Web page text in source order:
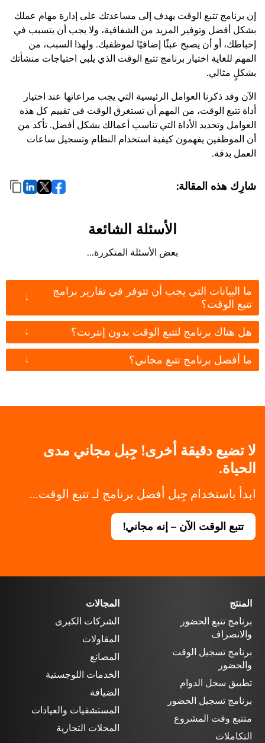
إن برنامج تتبع الوقت يهدف إلى مساعدتك على إدارة مهام عملك
بشكل أفضل وتوفير المزيد من الشفافية، ولا يجب أن يتسبب في
إحباطك، أو أن يصبح عبئًا إضافيًا لموظفيك. ولهذا السبب، من
المهم للغاية اختيار برنامج تتبع الوقت الذي يلبي احتياجات منشأتك
بشكلٍ مثالي.
الآن وقد ذكرنا العوامل الرئيسية التي يجب مراعاتها عند اختيار
أداة تتبع الوقت، من المهم أن تستغرق الوقت في تقييم كل هذه
العوامل وتحديد الأداة التي تناسب أعمالك بشكل أفضل. تأكد من
أن الموظفين يفهمون كيفية استخدام النظام وتسجيل ساعات
العمل بدقة.
شارِك هذه المقالة:
الأسئلة الشائعة
بعض الأسئلة المتكررة...
ما البيانات التي يجب أن تتوفر في تقارير برامج
تتبع الوقت؟
↓
هل هناك برنامج لتتبع الوقت بدون إنترنت؟ ↓
ما أفضل برنامج تتبع مجاني؟ ↓
لا تضيع دقيقة أخرى! جِبل مجاني مدى
الحياة.
ابدأ باستخدام جِبل أفضل برنامج لـ تتبع الوقت...
تتبع الوقت الآن – إنه مجاني!
المنتج
برنامج تتبع الحضور
والانصراف
برنامج تسجيل الوقت
والحضور
تطبيق سجل الدوام
برنامج تسجيل الحضور
متتبع وقت المشروع
التكاملات
المجالات
الشركات الكبرى
المقاولات
المصانع
الخدمات اللوجستية
الضيافة
المستشفيات والعيادات
المحلات التجارية